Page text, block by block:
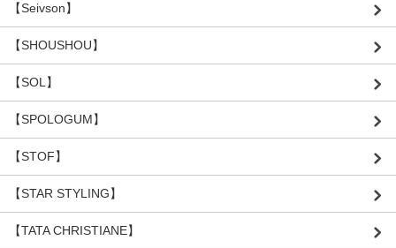
【Seivson】
【SHOUSHOU】
【SOL】
【SPOLOGUM】
【STOF】
【STAR STYLING】
【TATA CHRISTIANE】